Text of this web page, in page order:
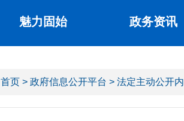
魅力固始 政务资讯
首页 > 政府信息公开平台 > 法定主动公开